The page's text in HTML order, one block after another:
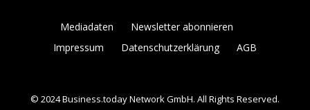
Mediadaten
Newsletter abonnieren
Impressum
Datenschutzerklärung AGB
© 2024 Business.today Network GmbH. All Rights Reserved.